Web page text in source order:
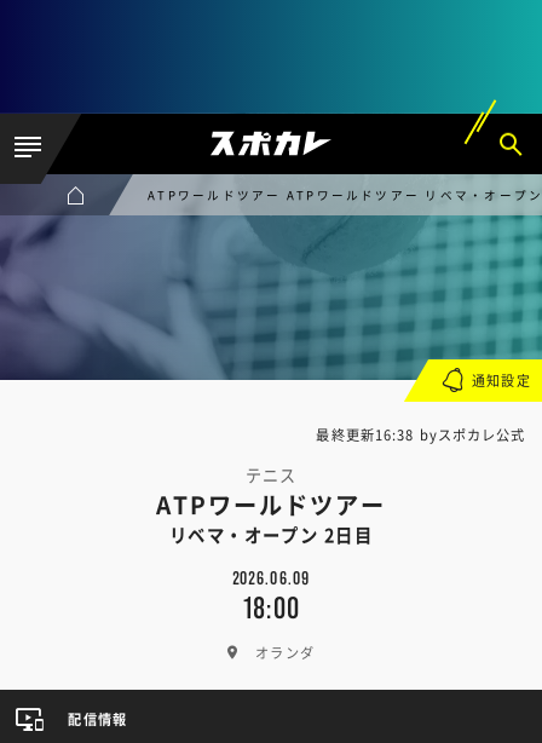
ATPワールドツアー ATPワールドツアー リベマ・オープ
最終更新16:38 byスポカレ公式
テニス
ATPワールドツアー
リベマ・オープン 2日目
2026.06.09
18:00
オランダ
通知設定
配信情報